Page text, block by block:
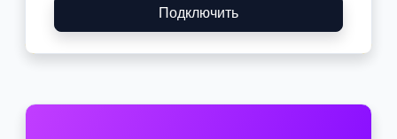
Подключить